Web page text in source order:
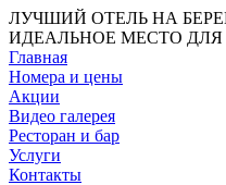
ЛУЧШИЙ ОТЕЛЬ НА
ИДЕАЛЬНОЕ МЕСТО
Главная
Номера и цены
Акции
Видео галерея
Ресторан и бар
Услуги
Контакты